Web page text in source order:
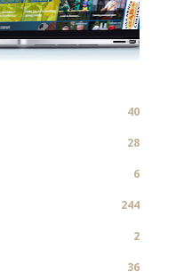
40
28
6
244
2
36